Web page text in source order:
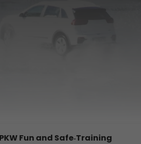
Fun and Safe‑Training